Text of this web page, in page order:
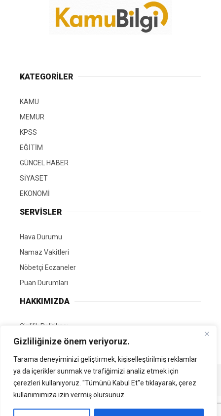
Gizliliğinize önem veriyoruz.
Tarama deneyiminizi geliştirmek, kişiselleştirilmiş reklamlar
ya da içerikler sunmak ve trafiğimizi analiz etmek için
çerezleri kullanıyoruz. "Tümünü Kabul Et"e tıklayarak, çerez
kullanımımıza izin vermiş olursunuz.
KATEGORİLER
KAMU
MEMUR
KPSS
EĞİTİM
GÜNCEL HABER
SİYASET
EKONOMİ
SERVİSLER
Hava Durumu
Namaz Vakitleri
Nöbetçi Eczaneler
Puan Durumları
HAKKIMIZDA
Gizlilik Politikası
GÖNÜLLÜ EDİTÖRÜMÜZ OL
Tüm Hakları Saklıdır. | Kamubilgi.com | 2026